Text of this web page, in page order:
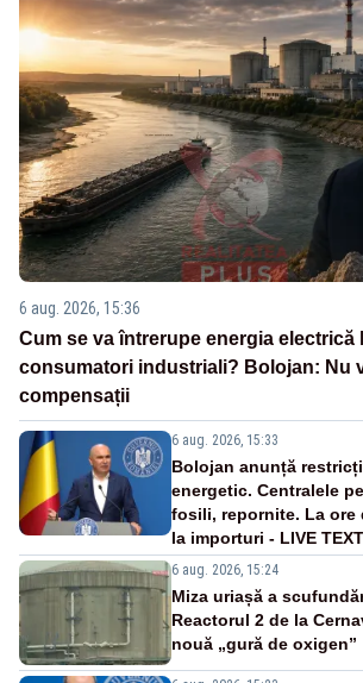
6 aug. 2026, 15:36
Cum se va întrerupe energia electrică
consumatori industriali? Bolojan: Nu
compensații
6 aug. 2026, 15:33
Bolojan anunță
energetic. Centralele
fosili, repornite. La ore
la importuri - LIVE TEXT
6 aug. 2026, 15:24
Miza uriașă a
Reactorul 2 de la
nouă „gură de oxigen”